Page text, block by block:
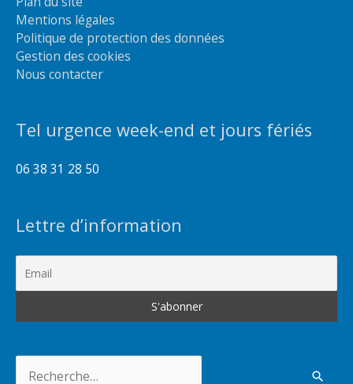
Mentions légales
Politique de protection des données
Gestion des cookies
Nous contacter
Tel urgence week-end et jours fériés
06 38 31 28 50
Lettre d’information